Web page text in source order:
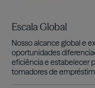
Escala Global
Nosso alcance global e
oportunidades
eficiência e estabelecer
tomadores de